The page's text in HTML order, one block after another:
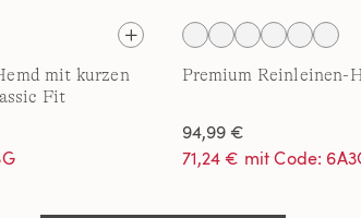
mit kurzen
Fit
Premium Reinleinen-
94,99 €
71,24 € mit Code: